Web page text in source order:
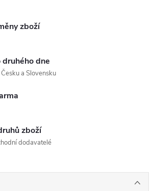
zboží
dne
a Slovensku
zboží
dodavatelé